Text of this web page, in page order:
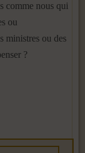
comme nous qui
ou
ministres ou des
?